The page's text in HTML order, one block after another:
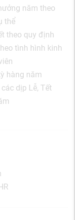
năm theo
thể
theo quy định
tình hình kinh
hàng năm
dịp Lễ, Tết